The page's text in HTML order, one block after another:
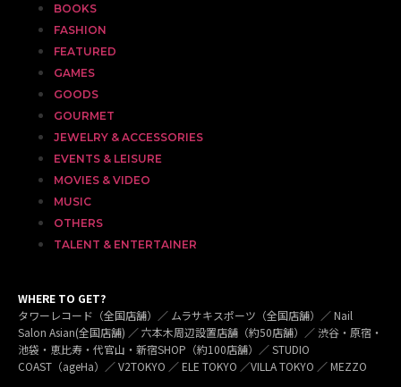
BOOKS
FASHION
FEATURED
GAMES
GOODS
GOURMET
JEWELRY & ACCESSORIES
EVENTS & LEISURE
MOVIES & VIDEO
MUSIC
OTHERS
TALENT & ENTERTAINER
WHERE TO GET?
タワーレコード（全国店舗）／ ムラサキスポーツ（全国店舗）／ Nail
Salon Asian(全国店舗) ／ 六本木周辺設置店舗（約50店舗）／ 渋谷・原宿・
池袋・恵比寿・代官山・新宿SHOP（約100店舗）／ STUDIO
COAST（ageHa）／ V2TOKYO ／ ELE TOKYO ／VILLA TOKYO ／ MEZZO